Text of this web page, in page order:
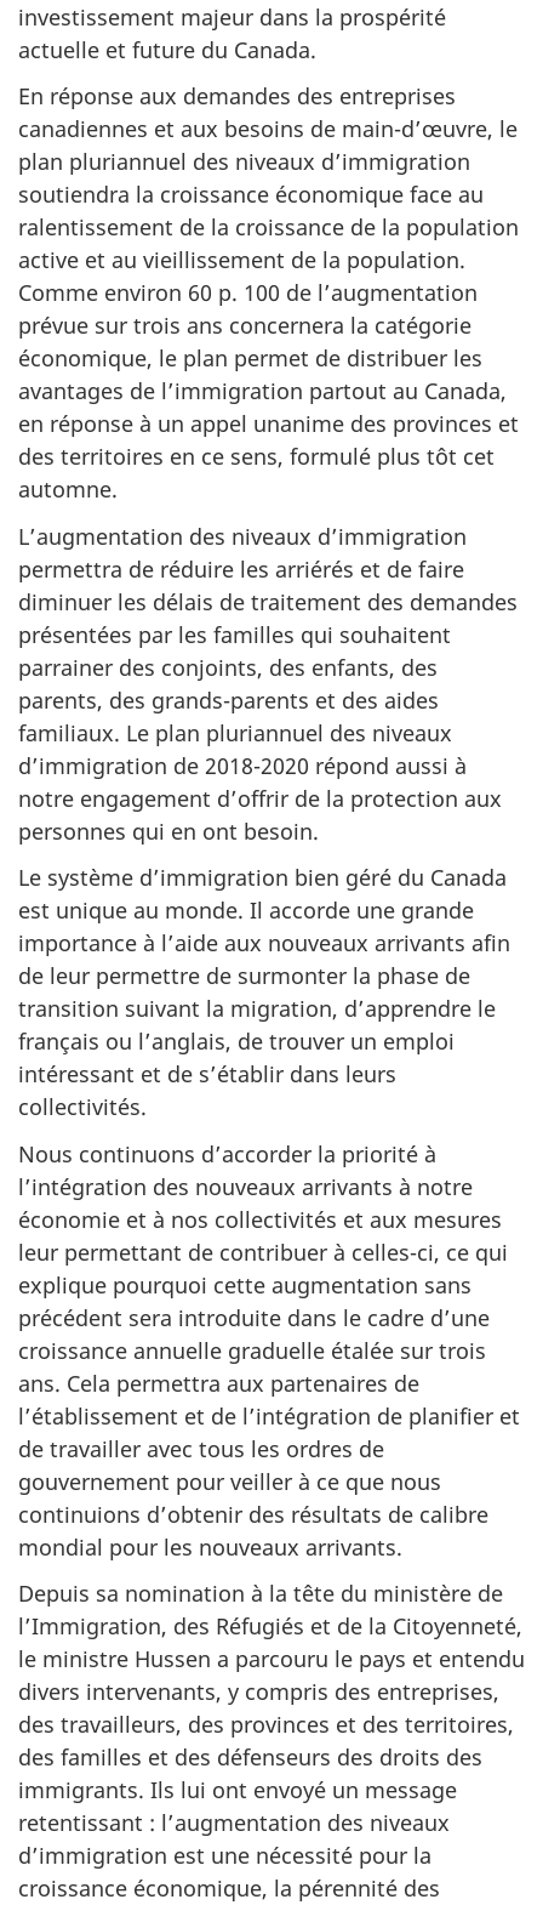
investissement majeur dans la prospérité
actuelle et future du Canada.
En réponse aux demandes des entreprises
canadiennes et aux besoins de main-d’œuvre, le
plan pluriannuel des niveaux d’immigration
soutiendra la croissance économique face au
ralentissement de la croissance de la population
active et au vieillissement de la population.
Comme environ 60 p. 100 de l’augmentation
prévue sur trois ans concernera la catégorie
économique, le plan permet de distribuer les
avantages de l’immigration partout au Canada,
en réponse à un appel unanime des provinces et
des territoires en ce sens, formulé plus tôt cet
automne.
L’augmentation des niveaux d’immigration
permettra de réduire les arriérés et de faire
diminuer les délais de traitement des demandes
présentées par les familles qui souhaitent
parrainer des conjoints, des enfants, des
parents, des grands-parents et des aides
familiaux. Le plan pluriannuel des niveaux
d’immigration de 2018-2020 répond aussi à
notre engagement d’offrir de la protection aux
personnes qui en ont besoin.
Le système d’immigration bien géré du Canada
est unique au monde. Il accorde une grande
importance à l’aide aux nouveaux arrivants afin
de leur permettre de surmonter la phase de
transition suivant la migration, d’apprendre le
français ou l’anglais, de trouver un emploi
intéressant et de s’établir dans leurs
collectivités.
Nous continuons d’accorder la priorité à
l’intégration des nouveaux arrivants à notre
économie et à nos collectivités et aux mesures
leur permettant de contribuer à celles-ci, ce qui
explique pourquoi cette augmentation sans
précédent sera introduite dans le cadre d’une
croissance annuelle graduelle étalée sur trois
ans. Cela permettra aux partenaires de
l’établissement et de l’intégration de planifier et
de travailler avec tous les ordres de
gouvernement pour veiller à ce que nous
continuions d’obtenir des résultats de calibre
mondial pour les nouveaux arrivants.
Depuis sa nomination à la tête du ministère de
l’Immigration, des Réfugiés et de la Citoyenneté,
le ministre Hussen a parcouru le pays et entendu
divers intervenants, y compris des entreprises,
des travailleurs, des provinces et des territoires,
des familles et des défenseurs des droits des
immigrants. Ils lui ont envoyé un message
retentissant : l’augmentation des niveaux
d’immigration est une nécessité pour la
croissance économique, la pérennité des